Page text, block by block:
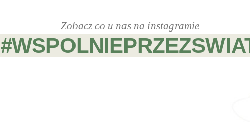
Zobacz co u nas na instagramie